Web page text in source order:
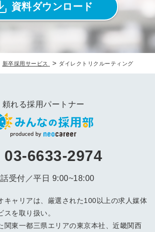
資料ダウンロード
新卒採用サービス > ダイレクトリクルーティング
頼れる採用パートナー
03-6633-2974
受付／平日 9:00~18:00
キャリアは、厳選された100以上の求人媒体
を取り扱い。
関東一都三県エリアの東京本社、近畿関西